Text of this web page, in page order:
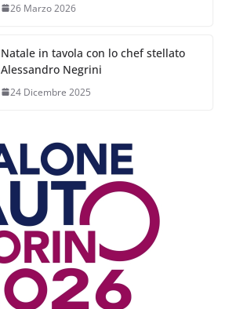
26 Marzo 2026
Natale in tavola con lo chef stellato
Alessandro Negrini
24 Dicembre 2025